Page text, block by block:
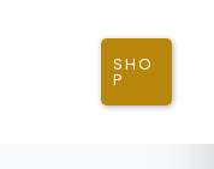
SHO
P